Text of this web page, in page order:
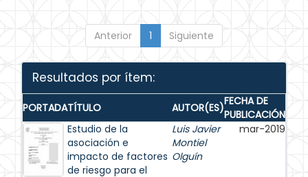
Anterior 1 Siguiente
Resultados por ítem:
PORTADATÍTULO AUTOR(ES)FECHA DE
PUBLICACIÓN
Estudio de la
asociación e
impacto de factores
de riesgo para el
Luis Javier
Montiel
Olguín
mar-2019